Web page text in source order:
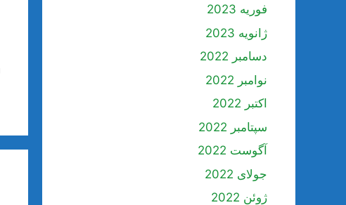
فوریه 2023
ژانویه 2023
دسامبر 2022
نوامبر 2022
اکتبر 2022
سپتامبر 2022
آگوست 2022
جولای 2022
ژوئن 2022